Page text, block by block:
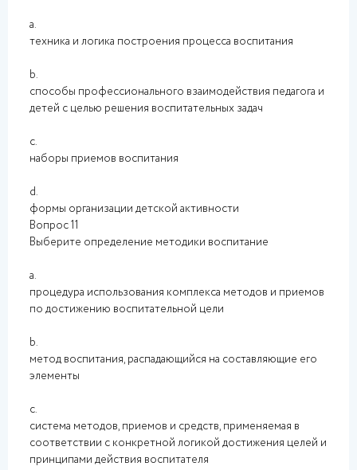
a.
техника и логика построения процесса воспитания
b.
способы профессионального взаимодействия педагога и
детей с целью решения воспитательных задач
c.
наборы приемов воспитания
d.
формы организации детской активности
Вопрос 11
Выберите определение методики воспитание
a.
процедура использования комплекса методов и приемов
по достижению воспитательной цели
b.
метод воспитания, распадающийся на составляющие его
элементы
c.
система методов, приемов и средств, применяемая в
соответствии с конкретной логикой достижения целей и
принципами действия воспитателя